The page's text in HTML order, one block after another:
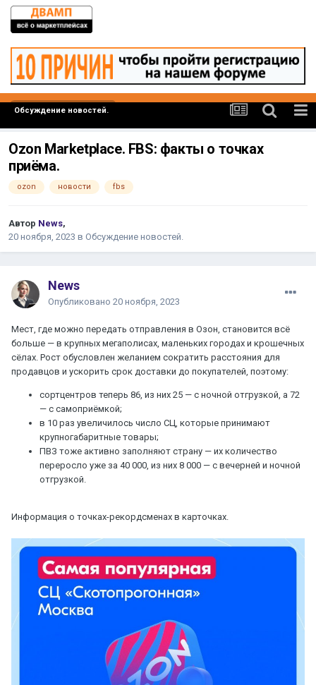
Обсуждение новостей.
Ozon Marketplace. FBS: факты о точках
приёма.
ozon новости fbs
Автор News,
20 ноября, 2023 в Обсуждение новостей.
News
Опубликовано 20 ноября, 2023
Мест, где можно передать отправления в Озон, становится всё
больше — в крупных мегаполисах, маленьких городах и крошечных
сёлах. Рост обусловлен желанием сократить расстояния для
продавцов и ускорить срок доставки до покупателей, поэтому:
сортцентров теперь 86, из них 25 — с ночной отгрузкой, а 72
— с самоприёмкой;
в 10 раз увеличилось число СЦ, которые принимают
крупногабаритные товары;
ПВЗ тоже активно заполняют страну — их количество
переросло уже за 40 000, из них 8 000 — с вечерней и ночной
отгрузкой.
Информация о точках-рекордсменах в карточках.